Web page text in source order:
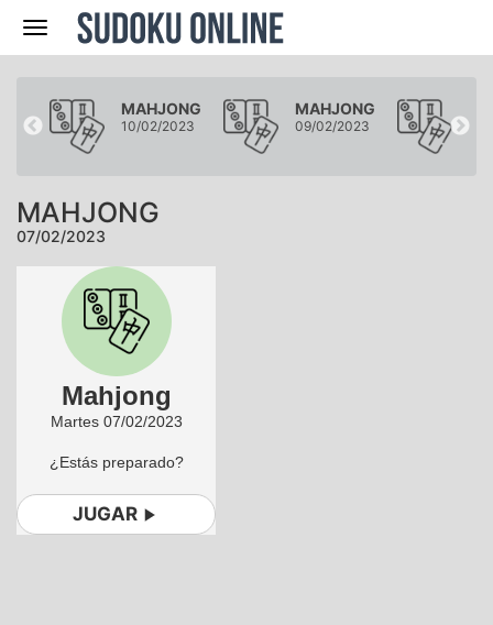
Navegación
MAHJONG
10/02/2023
MAHJONG
09/02/2023
MAHJONG
07/02/2023
Mahjong
Martes 07/02/2023
¿Estás preparado?
JUGAR